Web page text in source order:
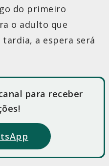
do primeiro
o adulto que
a espera será
para receber